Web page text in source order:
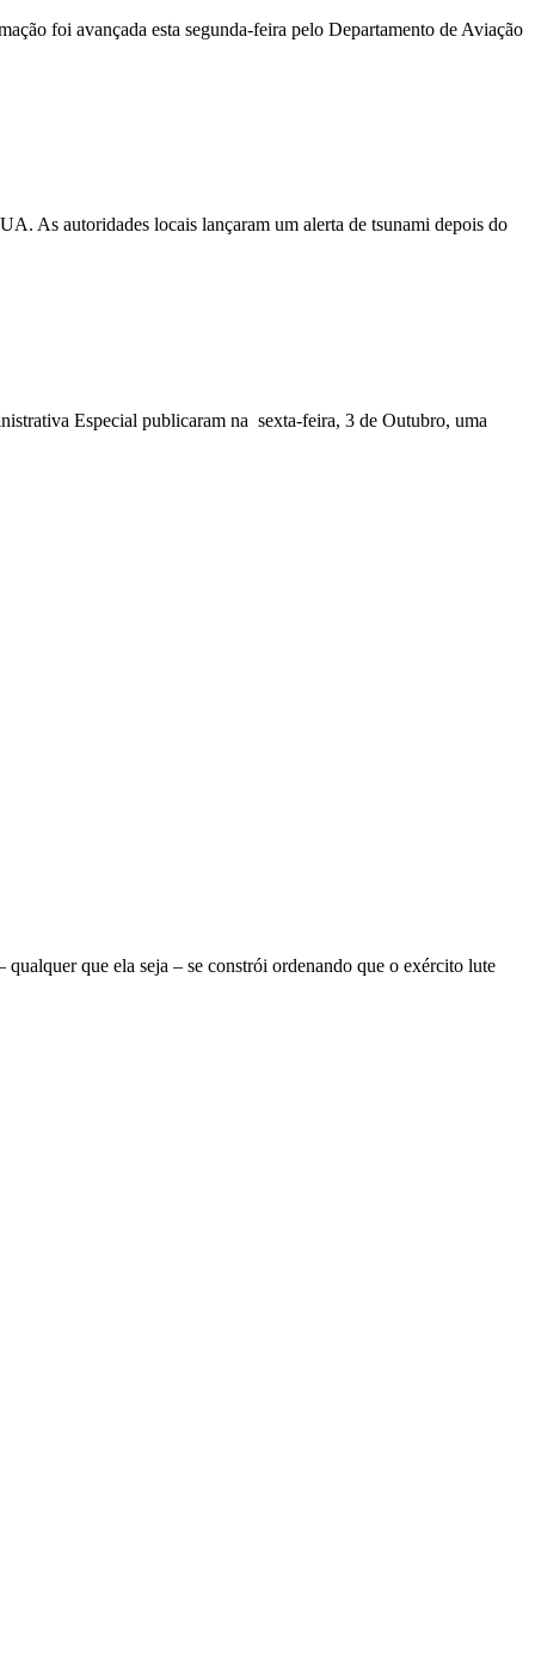
foi avançada esta segunda-feira pelo Departamento de Aviação
As autoridades locais lançaram um alerta de tsunami depois do
Especial publicaram na sexta-feira, 3 de Outubro, uma
que ela seja – se constrói ordenando que o exército lute